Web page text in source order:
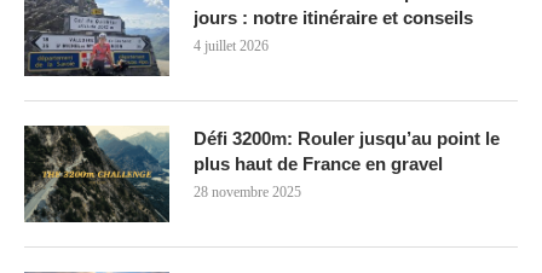
jours : notre itinéraire et conseils
4 juillet 2026
Défi 3200m: Rouler jusqu’au point le
plus haut de France en gravel
28 novembre 2025